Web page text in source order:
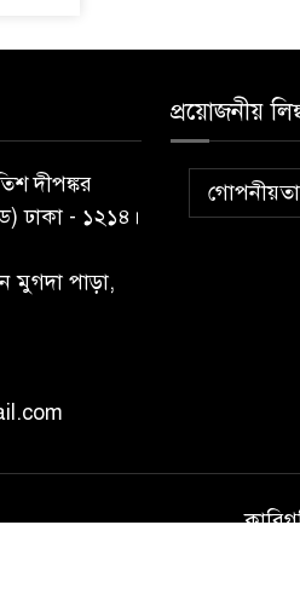
দীপঙ্কর
ঢাকা - ১২১৪।
মুগদা পাড়া,
প্রয়োজনীয়